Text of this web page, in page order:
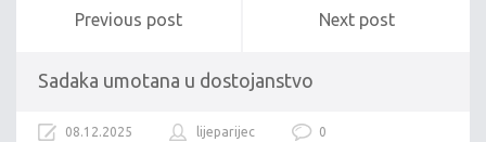
Previous post Next post
Sadaka umotana u dostojanstvo
08.12.2025 lijeparijec 0